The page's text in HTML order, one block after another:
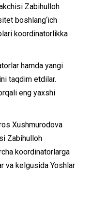
Zabihulloh
boshlang‘ich
koordinatorlikka
hamda yangi
taqdim etdilar.
eng yaxshi
Xushmurodova
Zabihulloh
koordinatorlarga
va kelgusida Yoshlar